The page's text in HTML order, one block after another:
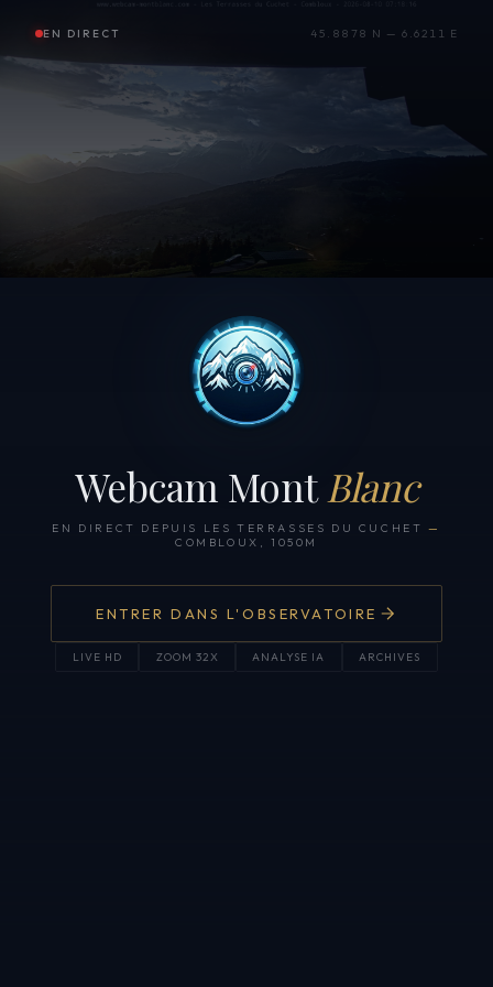
EN DIRECT 45.8878 N — 6.6211 E
Webcam Mont Blanc
EN DIRECT DEPUIS LES TERRASSES DU CUCHET —
COMBLOUX, 1050M
ENTRER DANS L'OBSERVATOIRE
LIVE HD ZOOM 32X ANALYSE IA ARCHIVES